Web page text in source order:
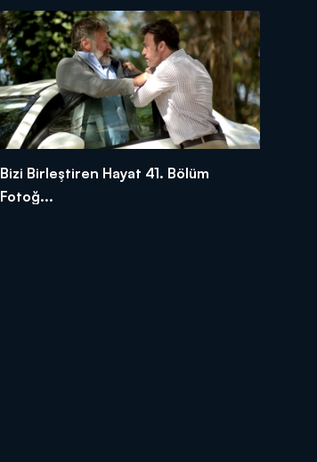
Bizi Birleştiren Hayat 41. Bölüm
Fotoğ...